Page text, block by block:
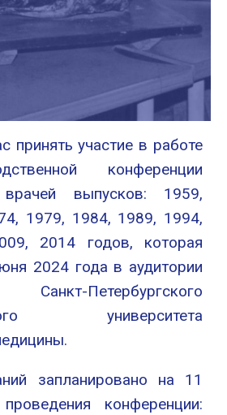
принять участие в работе
конференции
врачей выпусков: 1959,
1979, 1984, 1989, 1994,
2014 годов, которая
2024 года в аудитории
университета
запланировано на 11
конференции: